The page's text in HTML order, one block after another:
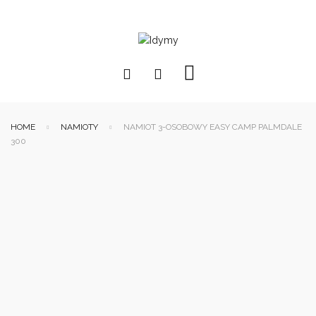
HOME NAMIOTY
NAMIOT 3-OSOBOWY EASY CAMP PALMDALE
300